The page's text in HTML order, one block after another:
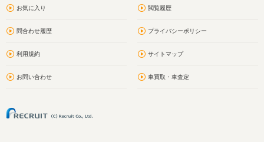
お気に入り 閲覧履歴
問合わせ履歴 プライバシーポリシー
利用規約 サイトマップ
お問い合わせ 車買取・車査定